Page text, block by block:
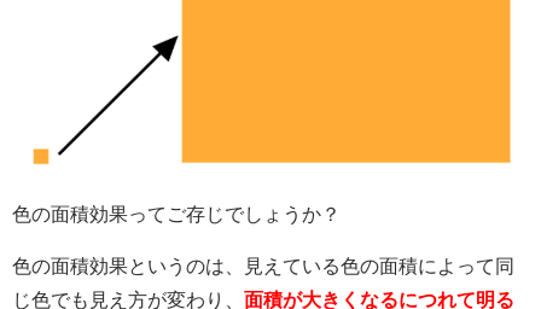
色の面積効果ってご存じでしょうか？
色の面積効果というのは、見えている色の面積によって同
じ色でも見え方が変わり、 面積が大きくなるにつれて明る